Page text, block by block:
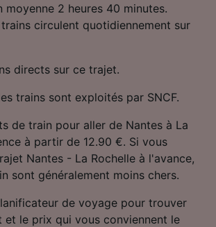
moyenne 2 heures 40 minutes.
circulent quotidiennement sur
directs sur ce trajet.
trains sont exploités par SNCF.
de train pour aller de Nantes à La
à partir de 12.90 €. Si vous
Nantes - La Rochelle à l'avance,
sont généralement moins chers.
de voyage pour trouver
et le prix qui vous conviennent le